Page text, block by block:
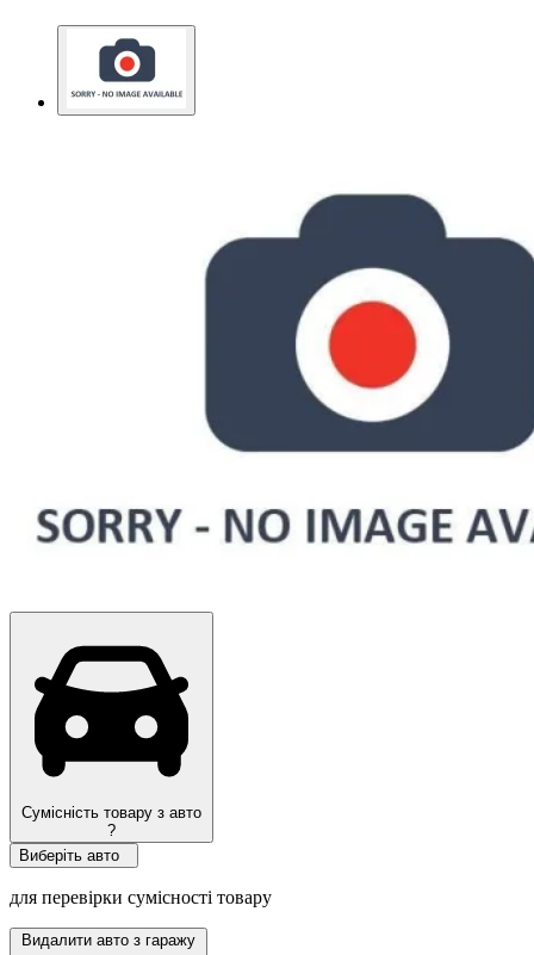
Сумісність товару з авто
?
Виберіть авто
для перевірки сумісності товару
Видалити авто з гаражу